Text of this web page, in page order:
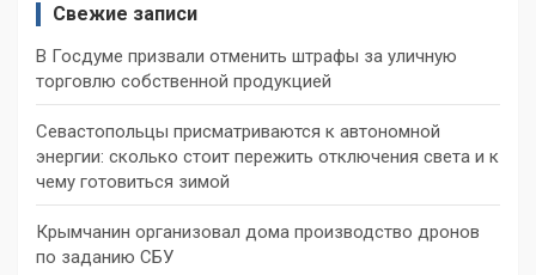
Свежие записи
В Госдуме призвали отменить штрафы за уличную
торговлю собственной продукцией
Севастопольцы присматриваются к автономной
энергии: сколько стоит пережить отключения света и к
чему готовиться зимой
Крымчанин организовал дома производство дронов
по заданию СБУ